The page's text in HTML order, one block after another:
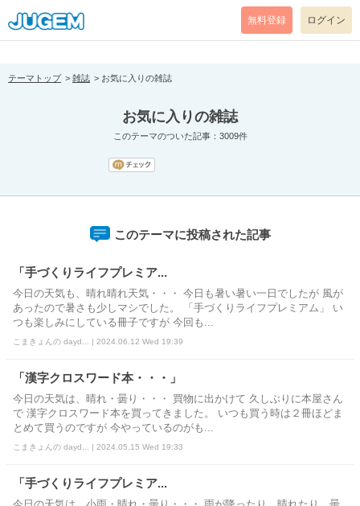
[pear_error: message="Success" code=0 mode=return level=notice
prefix="" info=""]
無料登録 ログイン
テーマトップ 雑誌 お気に入りの雑誌
お気に入りの雑誌
このテーマのついた記事：3009件
このテーマに投稿された記事
「手づくりライフプレミア...
今日の天気も、晴れ晴れ天気・・・ 今日も暑い暑い一日でしたが 風が
あったので暑さも少しマシでした。 「手づくりライフプレミアム」 い
つも楽しみにしている冊子ですが 今回も...
こまきょんの dayd... | 2024.06.12 Wed 19:39
「漢字クロスワード本・・・」
今日の天気は、晴れ・曇り・・・ 買物に出かけて 久しぶりに本屋さん
で 漢字クロスワード本を買ってきました。 いつも買う時は２冊ほどま
とめて買うのですが 今やっているのがも...
こまきょんの dayd... | 2024.05.15 Wed 19:33
「手づくりライフプレミア...